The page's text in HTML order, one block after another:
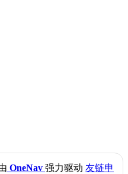
OneNav 强力驱动 友链申